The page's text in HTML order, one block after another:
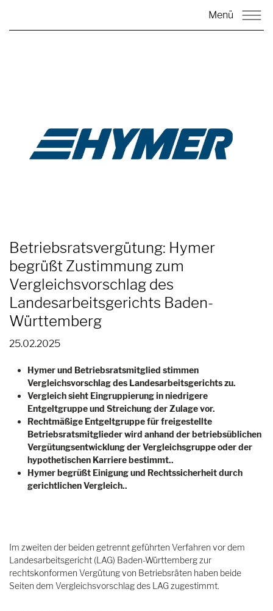
Menü
Betriebsratsvergütung: Hymer
begrüßt Zustimmung zum
Vergleichsvorschlag des
Landesarbeitsgerichts Baden-
Württemberg
25.02.2025
Hymer und Betriebsratsmitglied stimmen
Vergleichsvorschlag des Landesarbeitsgerichts zu.
Vergleich sieht Eingruppierung in niedrigere
Entgeltgruppe und Streichung der Zulage vor.
Rechtmäßige Entgeltgruppe für freigestellte
Betriebsratsmitglieder wird anhand der betriebsüblichen
Vergütungsentwicklung der Vergleichsgruppe oder der
hypothetischen Karriere bestimmt..
Hymer begrüßt Einigung und Rechtssicherheit durch
gerichtlichen Vergleich..
Im zweiten der beiden getrennt geführten Verfahren vor dem
Landesarbeitsgericht (LAG) Baden-Württemberg zur
rechtskonformen Vergütung von Betriebsräten haben beide
Seiten dem Vergleichsvorschlag des LAG zugestimmt.